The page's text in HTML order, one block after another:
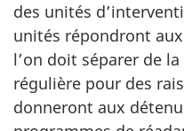
des unités
unités répondront
l’on doit séparer de
régulière pour des
donneront aux